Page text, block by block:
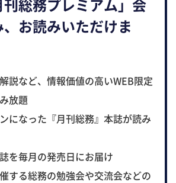
総務プレミアム」会
お読みいただけま
説など、情報価値の高いWEB限定
放題
になった『月刊総務』本誌が読み
を毎月の発売日にお届け
する総務の勉強会や交流会などの